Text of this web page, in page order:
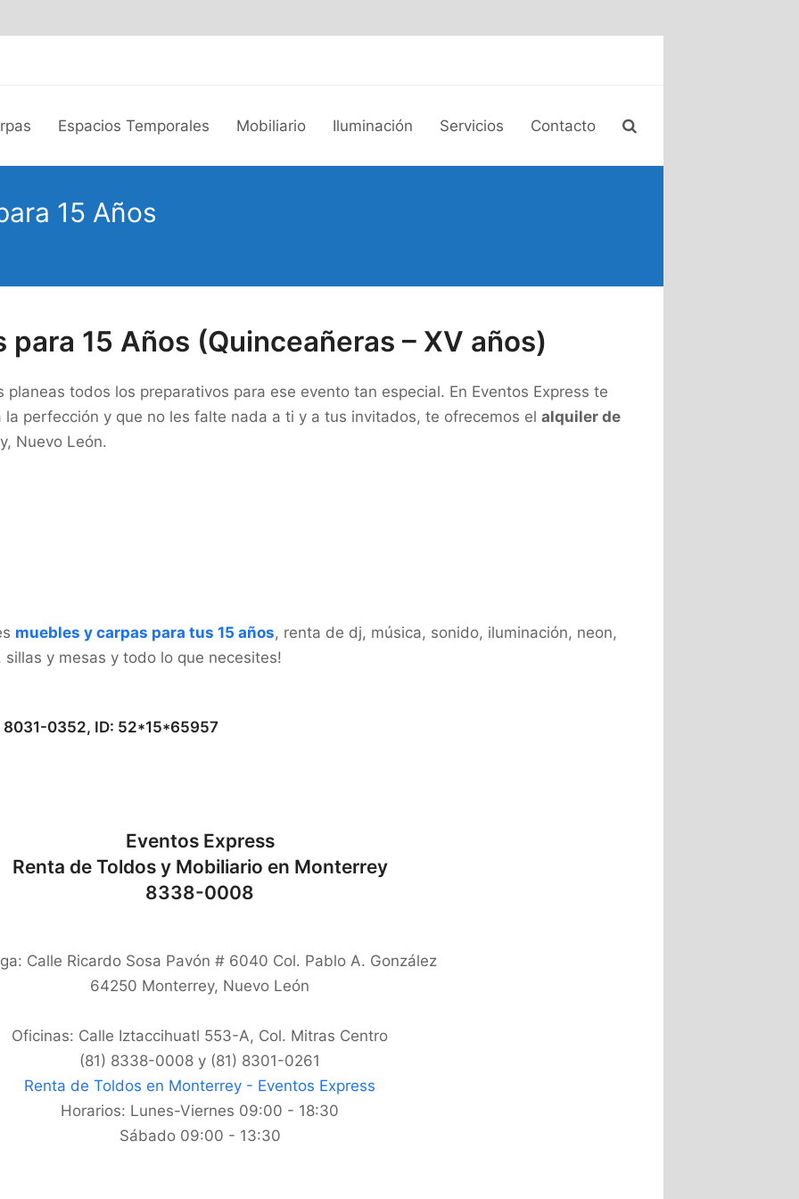
Espacios Temporales Mobiliario Iluminación Servicios Contacto
15 Años
15 Años (Quinceañeras – XV años)
planeas todos los preparativos para ese evento tan especial. En Eventos Express te
perfección y que no les falte nada a ti y a tus invitados, te ofrecemos el alquiler de
Nuevo León.
muebles y carpas para tus 15 años, renta de dj, música, sonido, iluminación, neon,
y mesas y todo lo que necesites!
0352, ID: 52*15*65957
Eventos Express
Renta de Toldos y Mobiliario en Monterrey
8338-0008
Calle Ricardo Sosa Pavón # 6040 Col. Pablo A. González
64250 Monterrey, Nuevo León
Oficinas: Calle Iztaccihuatl 553-A, Col. Mitras Centro
(81) 8338-0008 y (81) 8301-0261
Renta de Toldos en Monterrey - Eventos Express
Horarios: Lunes-Viernes 09:00 - 18:30
Sábado 09:00 - 13:30